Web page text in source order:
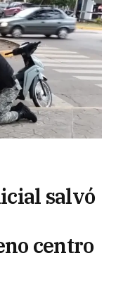
salvó
centro